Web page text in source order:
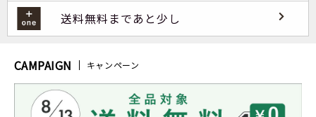
送料無料まであと少し
CAMPAIGN キャンペーン